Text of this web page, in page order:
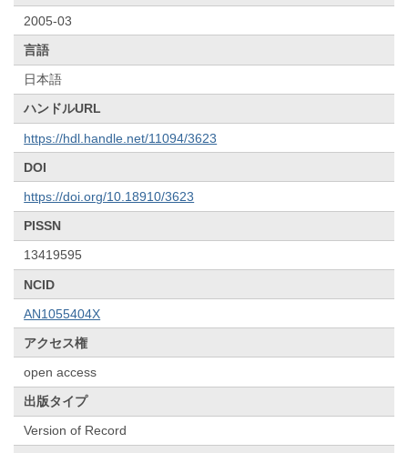
2005-03
言語
日本語
ハンドルURL
https://hdl.handle.net/11094/3623
DOI
https://doi.org/10.18910/3623
PISSN
13419595
NCID
AN1055404X
アクセス権
open access
出版タイプ
Version of Record